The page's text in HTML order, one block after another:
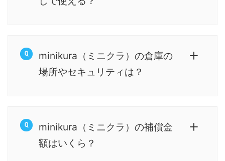
minikura（ミニクラ）の倉庫の
場所やセキュリティは？
minikura（ミニクラ）の補償金
額はいくら？